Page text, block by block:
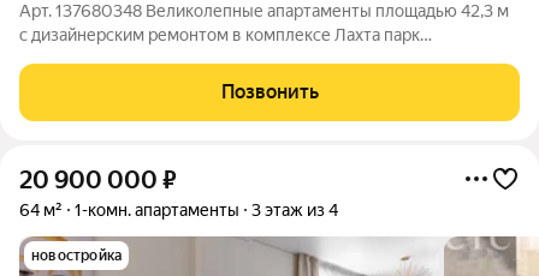
Арт. 137680348 Великолепные апартаменты площадью 42,3 м
с дизайнерским ремонтом в комплексе Лахта парк
подходит для личного проживания и для инвестиций. -
квартира не требует вложений.
Позвонить
20 900 000 ₽
64 м² 1-комн. апартаменты 3 этаж из 4
новостройка